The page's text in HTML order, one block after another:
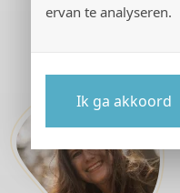
ervan te analyseren.
Ik ga akkoord